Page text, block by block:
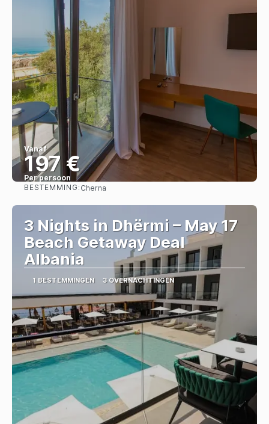
Vanaf
197 €
Per persoon
BESTEMMING: Cherna
3 Nights in Dhërmi – May 17
Beach Getaway Deal
Albania
1 BESTEMMINGEN 3 OVERNACHTINGEN